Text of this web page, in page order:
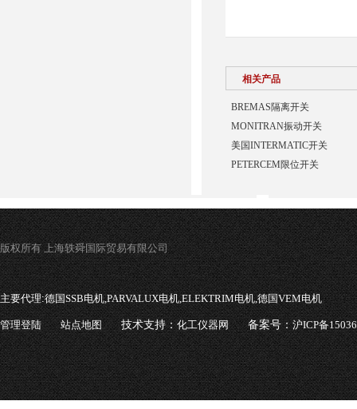
相关产品
BREMAS隔离开关
MONITRAN振动开关
美国INTERMATIC开关
PETERCEM限位开关
版权所有 上海轶舜国际贸易有限公司
主要代理:德国SSB电机,PARVALUX电机,ELEKTRIM电机,德国VEM电机
管理登陆 站点地图 技术支持：化工仪器网 备案号：沪ICP备